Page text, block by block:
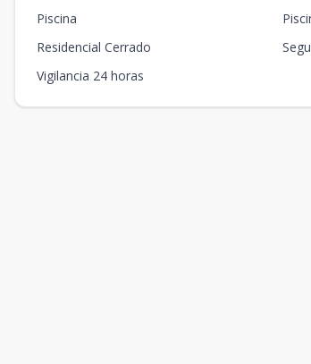
Piscina
Residencial Cerrado
Vigilancia 24 horas